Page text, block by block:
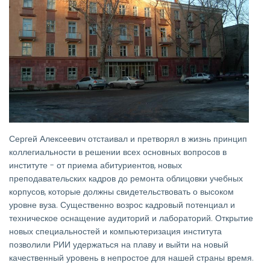
Сергей Алексеевич отстаивал и претворял в жизнь принцип
коллегиальности в решении всех основных вопросов в
институте - от приема абитуриентов, новых
преподавательских кадров до ремонта облицовки учебных
корпусов, которые должны свидетельствовать о высоком
уровне вуза. Существенно возрос кадровый потенциал и
техническое оснащение аудиторий и лабораторий. Открытие
новых специальностей и компьютеризация института
позволили РИИ удержаться на плаву и выйти на новый
качественный уровень в непростое для нашей страны время.